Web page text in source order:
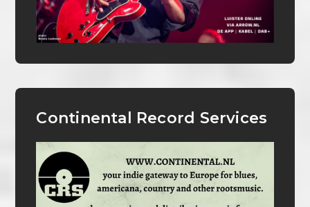
Continental Record Services